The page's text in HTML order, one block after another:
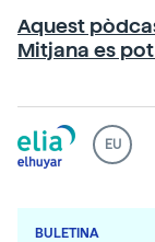
Aquest
Mitjana es
EU
BULETINA